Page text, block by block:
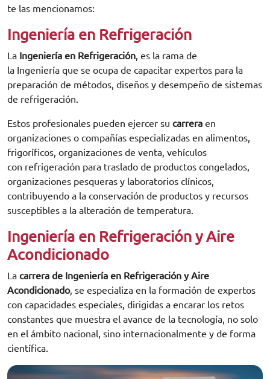
te las mencionamos:
Ingeniería en Refrigeración
La Ingeniería en Refrigeración , es la rama de
la Ingeniería que se ocupa de capacitar expertos para la
preparación de métodos, diseños y desempeño de sistemas
de refrigeración.
Estos profesionales pueden ejercer su carrera en
organizaciones o compañías especializadas en alimentos,
frigoríficos, organizaciones de venta, vehículos
con refrigeración para traslado de productos congelados,
organizaciones pesqueras y laboratorios clínicos,
contribuyendo a la conservación de productos y recursos
susceptibles a la alteración de temperatura.
Ingeniería en Refrigeración y Aire
Acondicionado
La carrera de Ingeniería en Refrigeración y Aire
Acondicionado, se especializa en la formación de expertos
con capacidades especiales, dirigidas a encarar los retos
constantes que muestra el avance de la tecnología, no solo
en el ámbito nacional, sino internacionalmente y de forma
científica.